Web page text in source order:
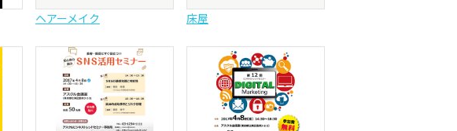
ヘアーメイク 床屋